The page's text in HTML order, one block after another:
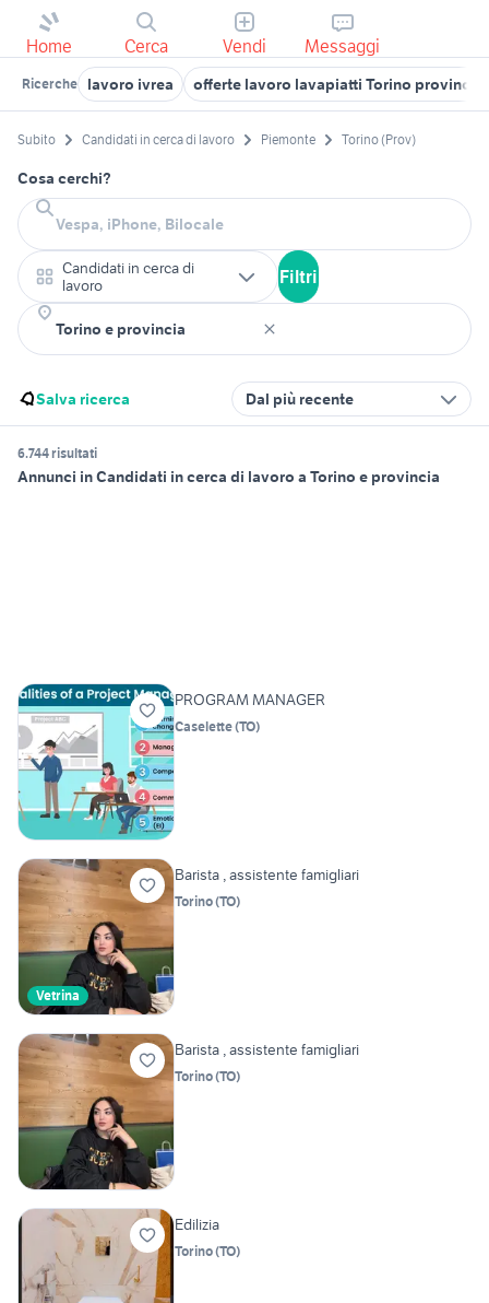
Home Cerca Vendi Messaggi
Ricerche lavoro ivrea offerte lavoro lavapiatti Torino provincia
Subito Candidati in cerca di lavoro Piemonte Torino (Prov)
Cosa cerchi?
Candidati in cerca di
lavoro
Filtri
Salva ricerca Dal più recente
6.744 risultati
Annunci in Candidati in cerca di lavoro a Torino e provincia
PROGRAM MANAGER
Caselette(TO)
Vetrina
Barista , assistente famigliari
Torino(TO)
Barista , assistente famigliari
Torino(TO)
Edilizia
Torino(TO)